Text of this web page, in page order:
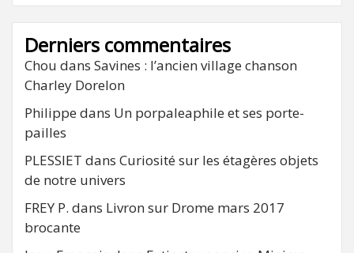
Derniers commentaires
Chou dans Savines : l’ancien village chanson
Charley Dorelon
Philippe dans Un porpaleaphile et ses porte-
pailles
PLESSIET dans Curiosité sur les étagères objets
de notre univers
FREY P. dans Livron sur Drome mars 2017
brocante